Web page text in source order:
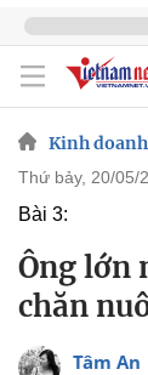
Kinh doanh
thứ bảy, 20/05/
Bài 3:
Ông lớn
chăn
Tâm An